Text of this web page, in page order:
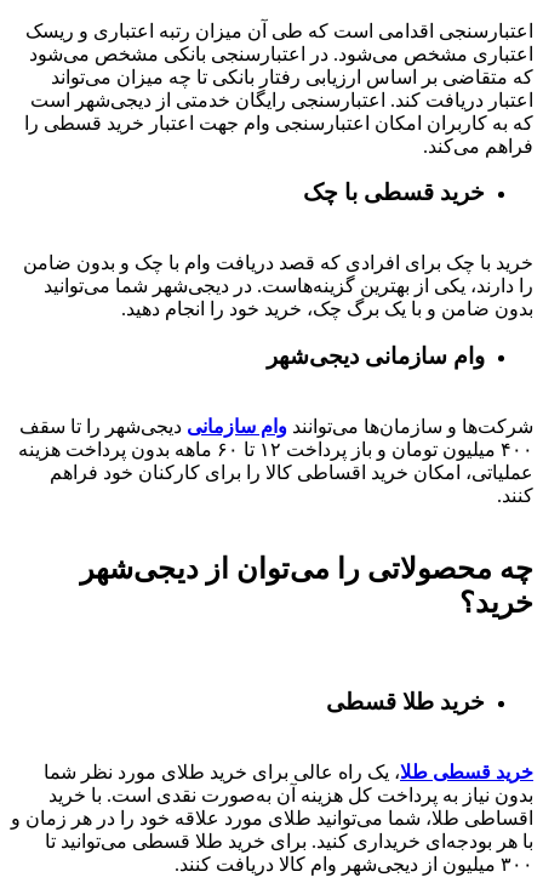
اعتبارسنجی اقدامی است که طی آن میزان رتبه اعتباری و ریسک
اعتباری مشخص می‌شود. در اعتبارسنجی بانکی مشخص می‌شود
که متقاضی بر اساس ارزیابی رفتار بانکی تا چه میزان می‌تواند
اعتبار دریافت کند. اعتبارسنجی رایگان خدمتی از دیجی‌شهر است
که به کاربران امکان اعتبارسنجی وام جهت اعتبار خرید قسطی را
فراهم می‌کند.
خرید قسطی با چک
خرید با چک برای افرادی که قصد دریافت وام با چک و بدون ضامن
را دارند، یکی از بهترین گزینه‌هاست. در دیجی‌شهر شما می‌توانید
بدون ضامن و با یک برگ چک، خرید خود را انجام دهید.
وام سازمانی دیجی‌شهر
شرکت‌ها و سازمان‌ها می‌توانند وام سازمانی دیجی‌شهر را تا سقف
۴۰۰ میلیون تومان و باز پرداخت ۱۲ تا ۶۰
ماهه بدون پرداخت هزینه
عملیاتی، امکان خرید اقساطی کالا را برای کارکنان خود فراهم
کنند.
چه محصولاتی را می‌توان از دیجی‌شهر
خرید؟
خرید طلا قسطی
خرید قسطی طلا، یک راه عالی برای خرید طلای مورد نظر شما
بدون نیاز به پرداخت کل هزینه آن به‌صورت نقدی است. با خرید
اقساطی طلا، شما می‌توانید طلای مورد علاقه خود را در هر زمان و
با هر بودجه‌ای خریداری کنید. برای خرید طلا قسطی می‌توانید تا
۳۰۰ میلیون از دیجی‌شهر وام کالا دریافت کنند.